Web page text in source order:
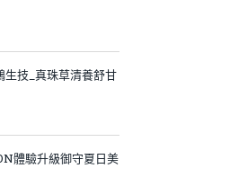
生技_真珠草清養舒甘
體驗升級御守夏日美